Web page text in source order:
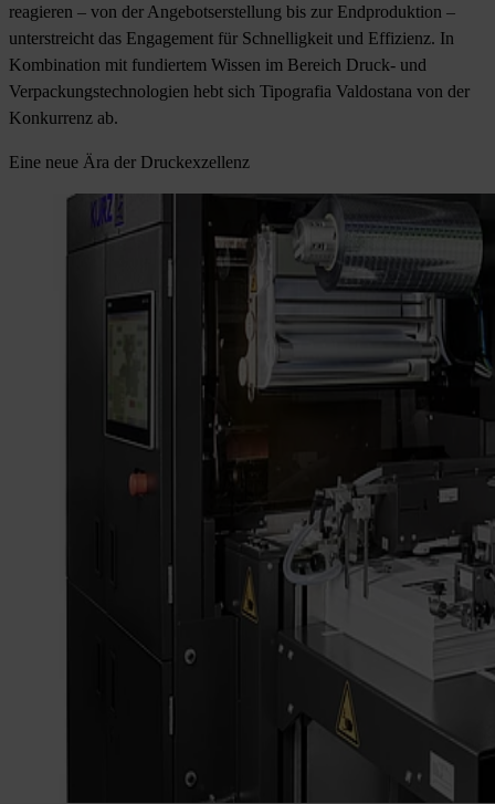
reagieren – von der Angebotserstellung bis zur Endproduktion –
unterstreicht das Engagement für Schnelligkeit und Effizienz. In
Kombination mit fundiertem Wissen im Bereich Druck- und
Verpackungstechnologien hebt sich Tipografia Valdostana von der
Konkurrenz ab.
Eine neue Ära der Druckexzellenz